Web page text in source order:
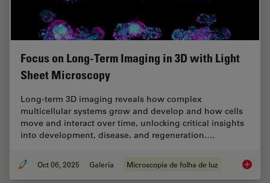
Focus on Long-Term Imaging in 3D with Light
Sheet Microscopy
Long-term 3D imaging reveals how complex
multicellular systems grow and develop and how cells
move and interact over time, unlocking critical insights
into development, disease, and regeneration.…
Oct 06, 2025 Galeria Microscopia de folha de luz Focus